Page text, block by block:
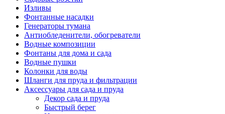
Изливы
Фонтанные насадки
Генераторы тумана
Антиобледенители, обогреватели
Водные композиции
Фонтаны для дома и сада
Водные пушки
Колонки для воды
Шланги для пруда и фильтрации
Аксессуары для сада и пруда
Декор сада и пруда
Быстрый берег